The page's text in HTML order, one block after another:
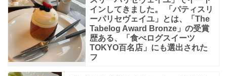
インしてきました。 「パティスリ
ーパリセヴェイユ」とは、「The
Tabelog Award Bronze」の受賞
歴ある、「食べログスイーツ
TOKYO百名店」にも選出された
フ